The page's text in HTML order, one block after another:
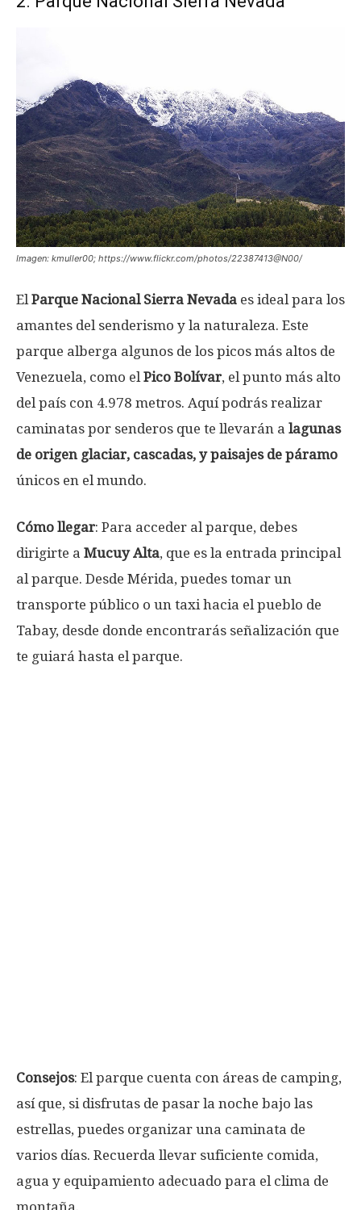
Imagen: kmuller00; https://www.flickr.com/photos/22387413@N00/
ElParque Nacional Sierra Nevada es ideal para los
amantes del senderismo y la naturaleza. Este
parque alberga algunos de los picos más altos de
Venezuela, como elPico Bolívar, el punto más alto
del país con 4.978 metros. Aquí podrás realizar
caminatas por senderos que te llevarán a lagunas
de origen glaciar, cascadas, y paisajes de páramo
únicos en el mundo.
Cómo llegar: Para acceder al parque, debes
dirigirte a Mucuy Alta, que es la entrada principal
al parque. Desde Mérida, puedes tomar un
transporte público o un taxi hacia el pueblo de
Tabay, desde donde encontrarás señalización que
te guiará hasta el parque.
Consejos: El parque cuenta con áreas de camping,
así que, si disfrutas de pasar la noche bajo las
estrellas, puedes organizar una caminata de
varios días. Recuerda llevar suficiente comida,
agua y equipamiento adecuado para el clima de